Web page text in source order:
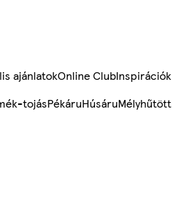
ajánlatokOnline ClubInspirációk
tojásPékáruHúsáruMélyhűtött